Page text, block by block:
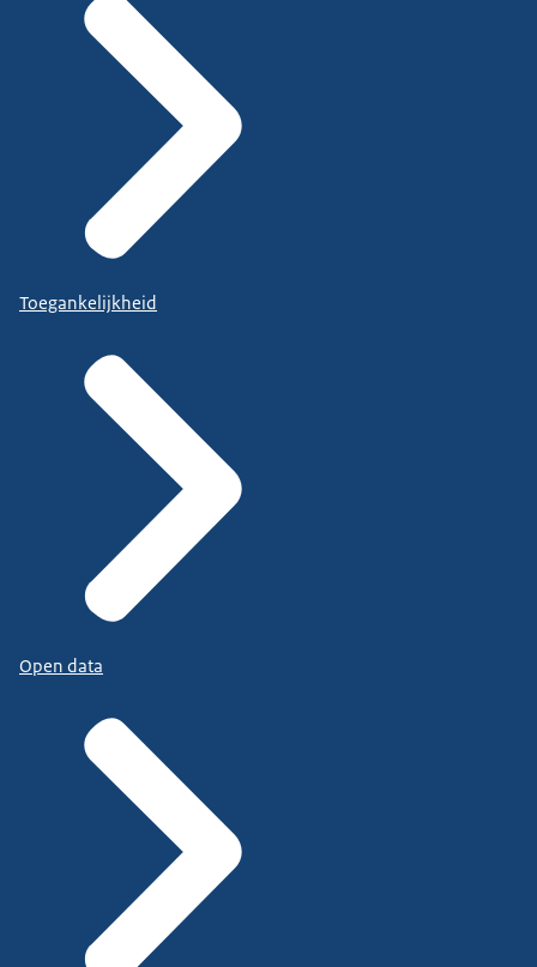
Toegankelijkheid
Open data